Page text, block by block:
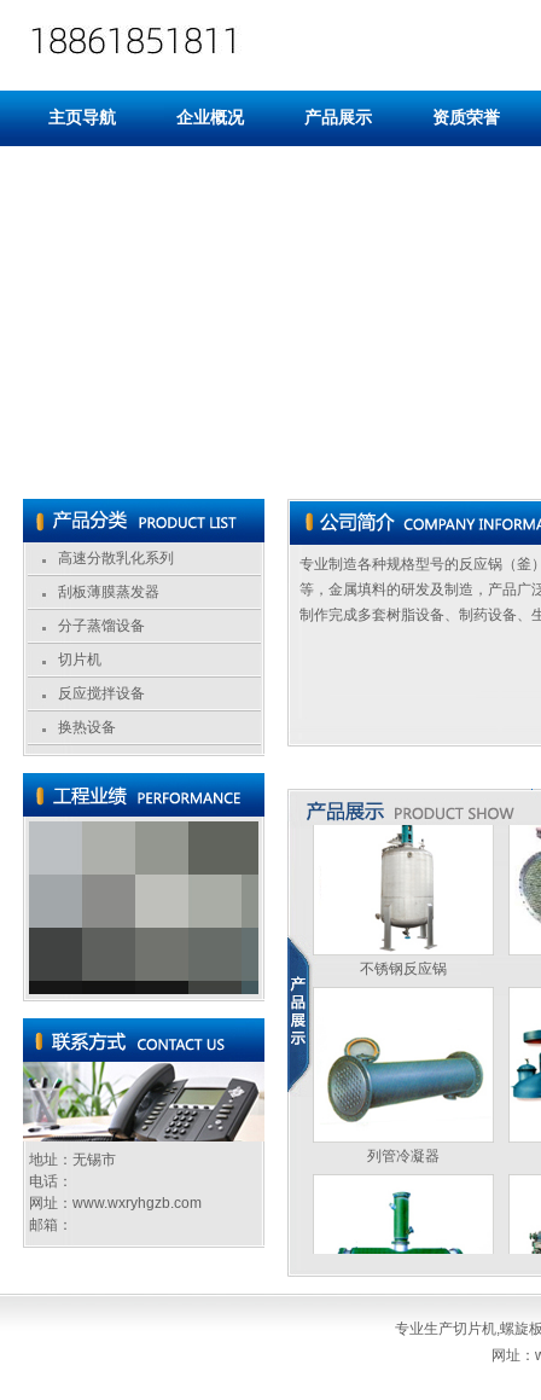
主页导航 企业概况 产品展示 资质荣誉
高速分散乳化系列
刮板薄膜蒸发器
分子蒸馏设备
切片机
反应搅拌设备
换热设备
地址：无锡市
电话：
网址： www.wxryhgzb.com
邮箱：
专业制造各种规格型号的反应锅（釜
等，金属填料的研发及制造，产品广
制作完成多套树脂设备、制药设备、
切片机
不锈钢反应锅
列管冷凝器
真空耙式干燥机
专业生产切片机,螺旋
网址